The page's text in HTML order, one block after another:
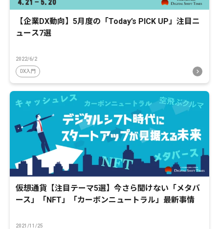
【企業DX動向】5月度の「Today’s PICK UP」注目ニ
ュース7選
2022/6/2
DX入門
仮想通貨【注目テーマ5選】今さら聞けない「メタバ
ース」「NFT」「カーボンニュートラル」最新事情
2021/11/25